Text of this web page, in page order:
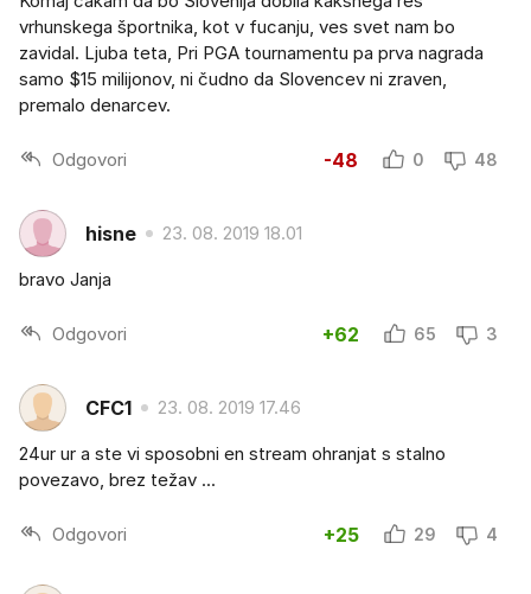
vrhunskega športnika, kot v fucanju, ves svet nam bo
zavidal. Ljuba teta, Pri PGA tournamentu pa prva nagrada
samo $15 milijonov, ni čudno da Slovencev ni zraven,
premalo denarcev.
Odgovori -48 0 48
hisne 23. 08. 2019 18.01
bravo Janja
Odgovori +62 65 3
CFC1 23. 08. 2019 17.46
24ur ur a ste vi sposobni en stream ohranjat s stalno
povezavo, brez težav ...
Odgovori +25 29 4